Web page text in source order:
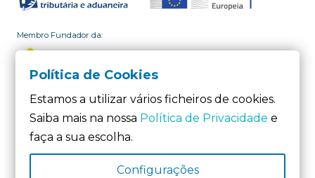
Membro Fundador da:
Membro da:
Política de Cookies
Estamos a utilizar vários ficheiros de cookies.
Saiba mais na nossa Política de Privacidade e
faça a sua escolha.
Configurações